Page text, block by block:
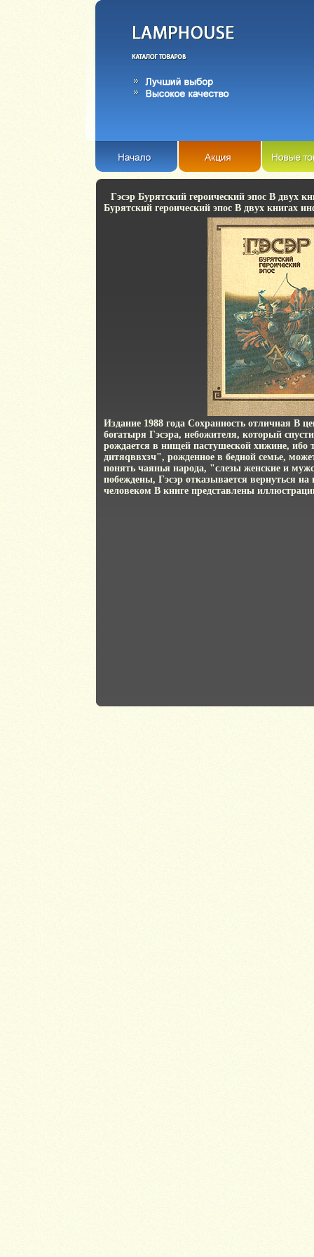
Гэсэр Бурятский героический эпос В двух
Бурятский героический эпос В двух книгах
Издание 1988 года Сохранность отличная В
богатыря Гэсэра, небожителя, который
рождается в нищей пастушеской хижине, ибо
дитяqввхзч", рожденное в бедной семье,
понять чаянья народа, "слезы женские и
побеждены, Гэсэр отказывается вернуться на
человеком В книге представлены